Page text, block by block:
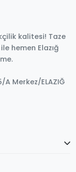
kalitesi! Taze
hemen Elazığ
A Merkez/ELAZIĞ